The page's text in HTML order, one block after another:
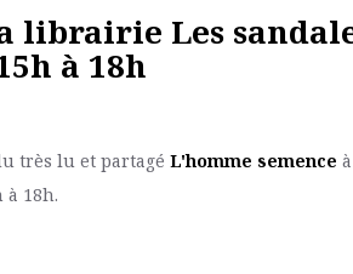
librairie Les
à 18h
très lu et partagé L'homme semence
à 18h.